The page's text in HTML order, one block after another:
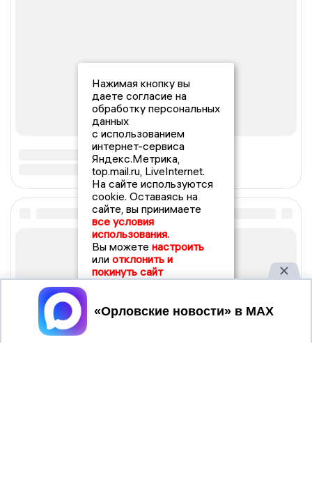
Нажимая кнопку вы
даете согласие на
обработку персональных
данных
с использованием
интернет-сервиса
Яндекс.Метрика,
top.mail.ru, LiveInternet.
На сайте используются
cookie. Оставаясь на
сайте, вы принимаете
все условия
использования.
Вы можете настроить
или отклонить и
покинуть сайт
Принять